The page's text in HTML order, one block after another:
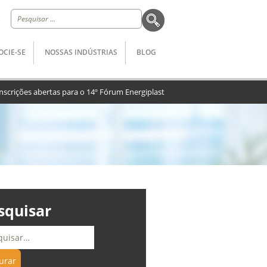
Pesquisar
por:
SE NOSSAS INDÚSTRIAS BLOG
abertas para o 14º Fórum Energiplast